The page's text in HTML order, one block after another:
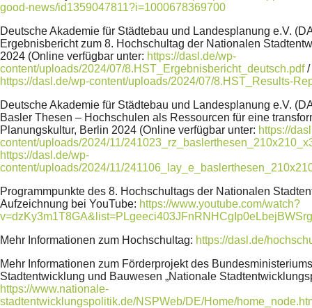
good-news/id1359047811?i=1000678369700
Deutsche Akademie für Städtebau und Landesplanung e.V.
Ergebnisbericht zum 8. Hochschultag der Nationalen
2024 (Online verfügbar unter: https://dasl.de/wp-
content/uploads/2024/07/8.HST_Ergebnisbericht_deutsch.pdf/
https://dasl.de/wp-content/uploads/2024/07/8.HST_Results-
Deutsche Akademie für Städtebau und Landesplanung e.V.
Basler Thesen – Hochschulen als Ressourcen für eine
Planungskultur, Berlin 2024 (Online verfügbar unter: https://
content/uploads/2024/11/
https://dasl.de/wp-
content/uploads/2024/11/
Programmpunkte des 8. Hochschultags der Nationalen
Aufzeichnung bei YouTube: https://www.youtube.com/watch?
Mehr Informationen zum Hochschultag: https://dasl.de/
Mehr Informationen zum Förderprojekt des
Stadtentwicklung und Bauwesen „Nationale
https://www.nationale-
stadtentwicklungspolitik.de/NSPWeb/DE/Home/